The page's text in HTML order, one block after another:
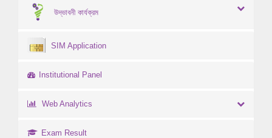
উদ্ভাবনী কার্যক্রম
SIM Application
Institutional Panel
Web Analytics
Exam Result